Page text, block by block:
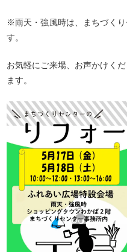
※雨天・強風時は、まちづく
す。
お気軽にご来場、お声かけく
ます。